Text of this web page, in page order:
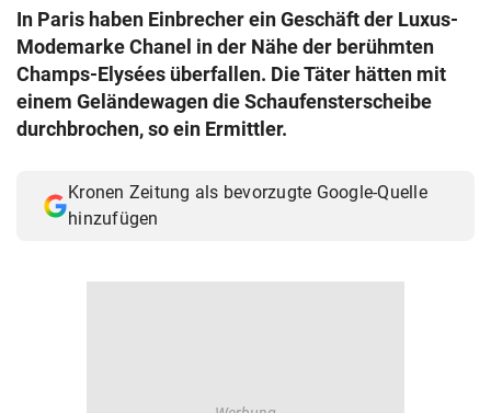
search
eingeben
© Krone Multimedia GmbH & Co KG 2026
In Paris haben Einbrecher ein Geschäft der Luxus-
Modemarke Chanel in der Nähe der berühmten
Champs-Elysées überfallen. Die Täter hätten mit
einem Geländewagen die Schaufensterscheibe
durchbrochen, so ein Ermittler.
Kronen Zeitung als bevorzugte Google-Quelle
hinzufügen